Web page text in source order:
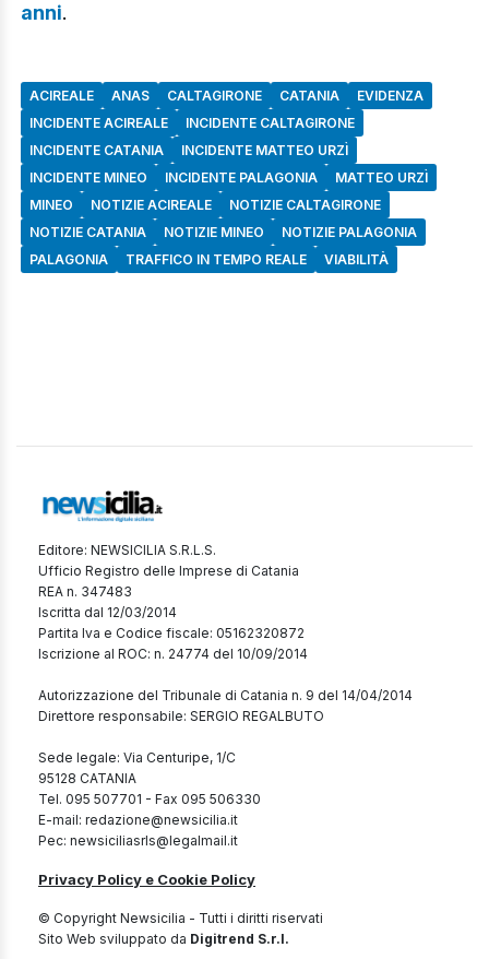
anni.
ACIREALE ANAS CALTAGIRONE CATANIA
EVIDENZA
INCIDENTE ACIREALE
INCIDENTE CALTAGIRONE
INCIDENTE CATANIA
INCIDENTE MATTEO URZÌ
INCIDENTE MINEO
INCIDENTE PALAGONIA
MATTEO URZÌ
MINEO
NOTIZIE ACIREALE
NOTIZIE CALTAGIRONE
NOTIZIE CATANIA
NOTIZIE MINEO
NOTIZIE PALAGONIA
PALAGONIA
TRAFFICO IN TEMPO REALE VIABILITÀ
Editore: NEWSICILIA S.R.L.S.
Ufficio Registro delle Imprese di Catania
REA n. 347483
Iscritta dal 12/03/2014
Partita Iva e Codice fiscale: 05162320872
Iscrizione al ROC: n. 24774 del 10/09/2014
Autorizzazione del Tribunale di Catania n. 9 del 14/04/2014
Direttore responsabile: SERGIO REGALBUTO
Sede legale: Via Centuripe, 1/C
95128 CATANIA
Tel. 095 507701 - Fax 095 506330
E-mail: redazione@newsicilia.it
Pec: newsiciliasrls@legalmail.it
Privacy Policy e Cookie Policy
© Copyright Newsicilia - Tutti i diritti riservati
Sito Web sviluppato da Digitrend S.r.l.